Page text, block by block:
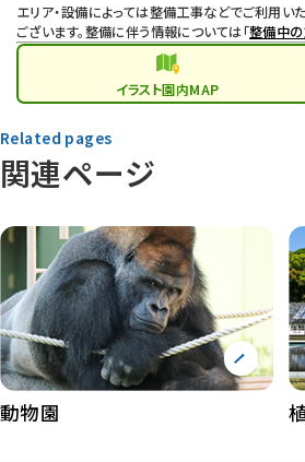
エリア・設備によっては整備工事などでご利用
ございます。整備に伴う情報については「整備中
イラスト園内MAP
関連ページ
Related pages
動物園